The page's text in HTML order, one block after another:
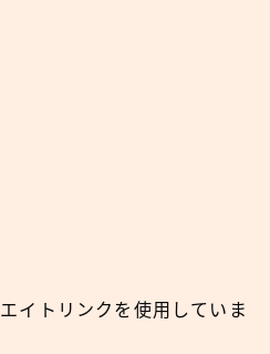
イトリンクを使用していま